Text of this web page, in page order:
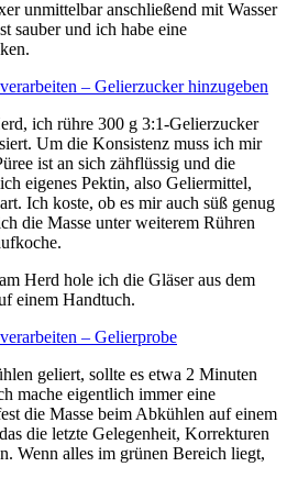
unmittelbar anschließend mit Wasser
sauber und ich habe eine
ich rühre 300 g 3:1-Gelierzucker
Um die Konsistenz muss ich mir
ist an sich zähflüssig und die
eigenes Pektin, also Geliermittel,
Ich koste, ob es mir auch süß genug
die Masse unter weiterem Rühren
Herd hole ich die Gläser aus dem
einem Handtuch.
geliert, sollte es etwa 2 Minuten
mache eigentlich immer eine
die Masse beim Abkühlen auf einem
die letzte Gelegenheit, Korrekturen
Wenn alles im grünen Bereich liegt,